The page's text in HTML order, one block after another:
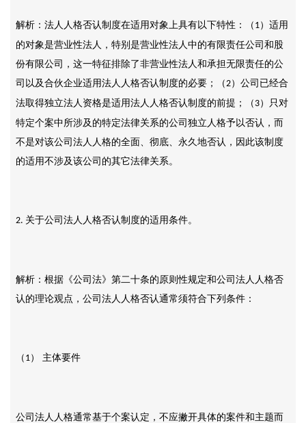
解析：法人人格否认制度在适用对象上具有以下特性：（ 1）适用
的对象是营业性法人，特别是营业性法人中的有限责任公司和股
份有限公司，这一特征排除了非营业性法人和承担无限责任的公
司以及合伙企业适用法人人格否认制度的必要；（2）公司已经合
法取得独立法人资格是适用法人人格否认制度的前提；（ 3）只对
特定个案中所涉及的特定法律关系的公司独立人格予以否认，而
不是对该公司法人人格的全面、彻底、永久地否认，因此该制度
的适用不涉及该公司的其它法律关系。
2. 关于公司法人人格否认制度的适用条件。
解析：根据《公司法》第二十条的原则性规定和公司法人人格否
认的理论观点，公司法人人格否认通常须符合下列条件：
（ 1） 主体要件
公司法人人格通常基于个案认定，不应撇开具体的案件和主题而